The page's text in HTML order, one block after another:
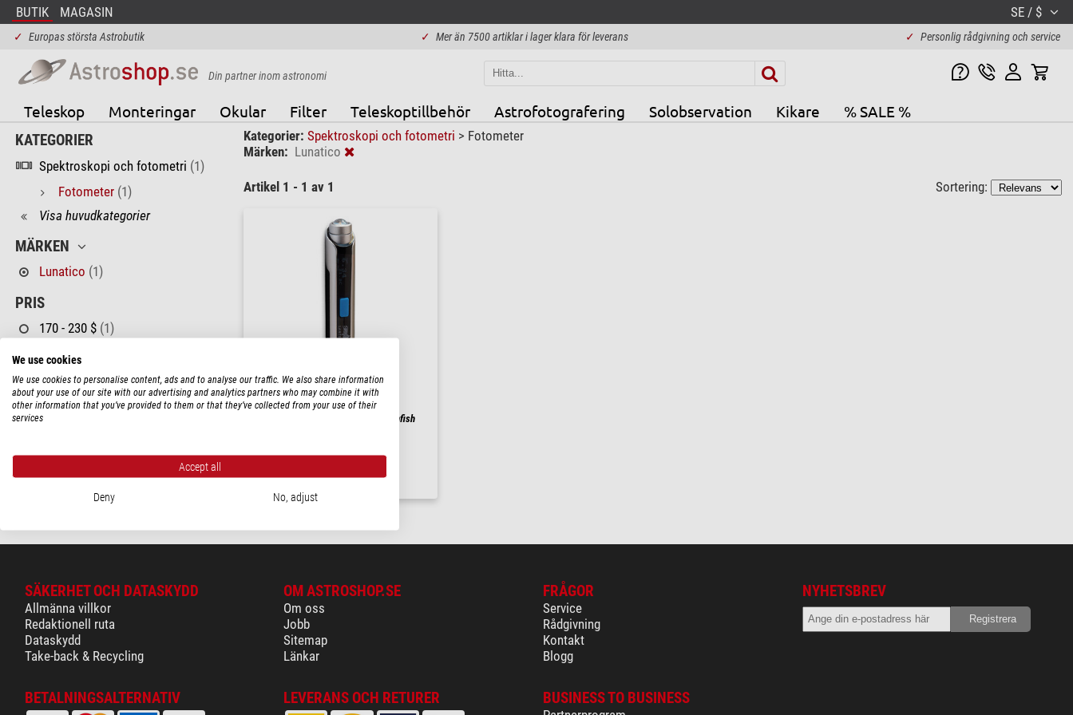
BUTIK MAGASIN SE / $
✓ Europas största Astrobutik ✓ Mer än 7500 artiklar i lager klara för leverans ✓ Personlig rådgivning och service
Din partner inom astronomi
Teleskop Monteringar Okular Filter Teleskoptillbehör Astrofotografering Solobservation Kikare % SALE %
KATEGORIER
Spektroskopi och fotometri (1)
Fotometer (1)
Visa huvudkategorier
MÄRKEN
Lunatico (1)
PRIS
170 - 230 $ (1)
TILLGÄNGLIGHET
i lager(1)
Kategorier: Spektroskopi och fotometri > Fotometer
Märken: Lunatico
Artikel 1 - 1 av 1 Sortering:
Lunatico
Fotometer Sky Quality Meter Lanternfish
$ 230,00
leveransklar om24 h
SÄKERHET OCH DATASKYDD
Allmänna villkor
Redaktionell ruta
Dataskydd
Take-back & Recycling
OM ASTROSHOP.SE
Om oss
Jobb
Sitemap
Länkar
FRÅGOR
Service
Rådgivning
Kontakt
Blogg
NYHETSBREV
BETALNINGSALTERNATIV LEVERANS OCH RETURER BUSINESS TO BUSINESS
We use cookies
We use cookies to personalise content, ads and to analyse our traffic. We also share information
about your use of our site with our advertising and analytics partners who may combine it with
other information that you’ve provided to them or that they’ve collected from your use of their
services
Accept all
Deny No, adjust